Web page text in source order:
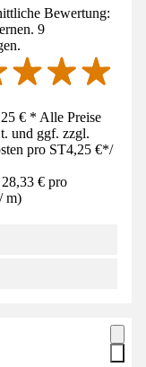
Bewertung:
9
€ * Alle Preise
und ggf. zzgl.
pro ST4,25 €*/
€ pro
/ m)